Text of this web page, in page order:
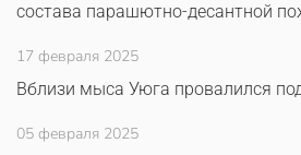
состава парашютно-десантной
17 февраля 2025
Вблизи мыса Уюга провалился
05 февраля 2025